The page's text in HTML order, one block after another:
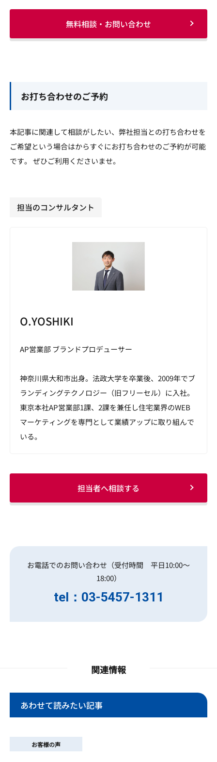
無料相談・お問い合わせ
お打ち合わせのご予約
本記事に関連して相談がしたい、弊社担当との打ち合わせを
ご希望という場合はからすぐにお打ち合わせのご予約が可能
です。 ぜひご利用くださいませ。
担当のコンサルタント
O.YOSHIKI
AP営業部 ブランドプロデューサー
神奈川県大和市出身。法政大学を卒業後、2009年でブ
ランディングテクノロジー（旧フリーセル）に入社。
東京本社AP営業部1課、2課を兼任し住宅業界のWEB
マーケティングを専門として業績アップに取り組んで
いる。
担当者へ相談する
お電話でのお問い合わせ（受付時間 平日10:00～
18:00）
tel：03-5457-1311
関連情報
あわせて読みたい記事
お客様の声